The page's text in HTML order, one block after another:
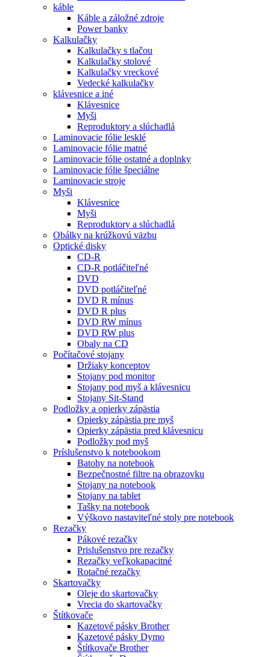
káble
Káble a záložné zdroje
Power banky
Kalkulačky
Kalkulačky s tlačou
Kalkulačky stolové
Kalkulačky vreckové
Vedecké kalkulačky
klávesnice a iné
Klávesnice
Myši
Reproduktory a slúchadlá
Laminovacie fólie lesklé
Laminovacie fólie matné
Laminovacie fólie ostatné a doplnky
Laminovacie fólie špeciálne
Laminovacie stroje
Myši
Klávesnice
Myši
Reproduktory a slúchadlá
Obálky na krúžkovú väzbu
Optické disky
CD-R
CD-R potláčiteľné
DVD
DVD potláčiteľné
DVD R mínus
DVD R plus
DVD RW mínus
DVD RW plus
Obaly na CD
Počítačové stojany
Držiaky konceptov
Stojany pod monitor
Stojany pod myš a klávesnicu
Stojany Sit-Stand
Podložky a opierky zápästia
Opierky zápästia pre myš
Opierky zápästia pred klávesnicu
Podložky pod myš
Príslušenstvo k notebookom
Batohy na notebook
Bezpečnostné filtre na obrazovku
Stojany na notebook
Stojany na tablet
Tašky na notebook
Výškovo nastaviteľné stoly pre notebook
Rezačky
Pákové rezačky
Prislušenstvo pre rezačky
Rezačky veľkokapacitné
Rotačné rezačky
Skartovačky
Oleje do skartovačky
Vrecia do skartovačky
Štítkovače
Kazetové pásky Brother
Kazetové pásky Dymo
Štítkovače Brother